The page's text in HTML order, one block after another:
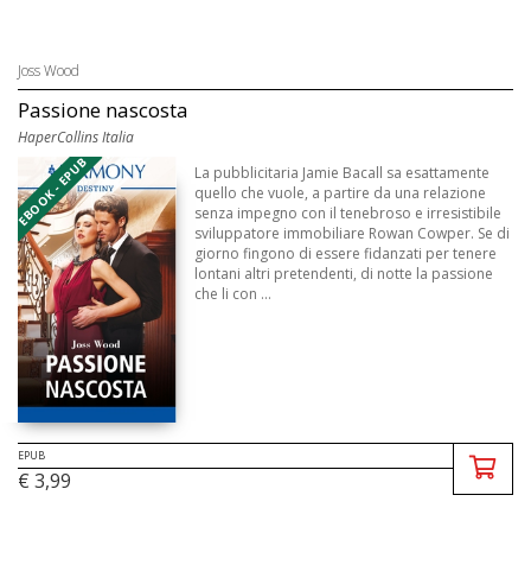
Joss Wood
Passione nascosta
HaperCollins Italia
EBOOK - EPUB
La pubblicitaria Jamie Bacall sa esattamente
quello che vuole, a partire da una relazione
senza impegno con il tenebroso e irresistibile
sviluppatore immobiliare Rowan Cowper. Se di
giorno fingono di essere fidanzati per tenere
lontani altri pretendenti, di notte la passione
che li con ...
EPUB
€ 3,99